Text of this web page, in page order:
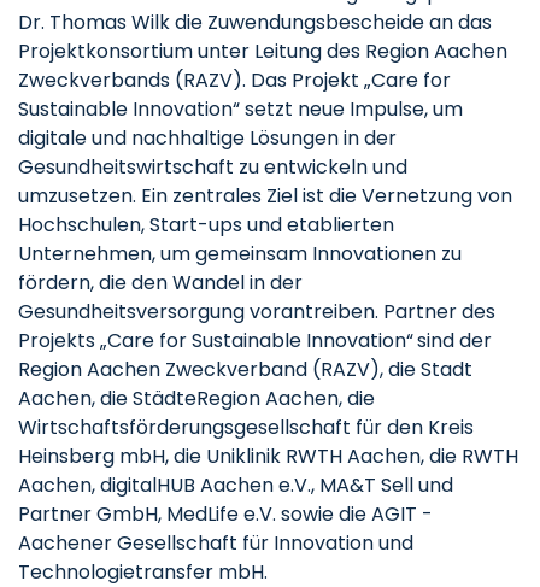
Dr. Thomas Wilk die Zuwendungsbescheide an das
Projektkonsortium unter Leitung des Region Aachen
Zweckverbands (RAZV). Das Projekt „Care for
Sustainable Innovation“ setzt neue Impulse, um
digitale und nachhaltige Lösungen in der
Gesundheitswirtschaft zu entwickeln und
umzusetzen. Ein zentrales Ziel ist die Vernetzung von
Hochschulen, Start-ups und etablierten
Unternehmen, um gemeinsam Innovationen zu
fördern, die den Wandel in der
Gesundheitsversorgung vorantreiben. Partner des
Projekts „Care for Sustainable Innovation“sind der
Region Aachen Zweckverband (RAZV), die Stadt
Aachen, die StädteRegion Aachen, die
Wirtschaftsförderungsgesellschaft für den Kreis
Heinsberg mbH, die Uniklinik RWTH Aachen, die RWTH
Aachen, digitalHUB Aachen e.V., MA&T Sell und
Partner GmbH, MedLife e.V. sowie die AGIT -
Aachener Gesellschaft für Innovation und
Technologietransfer mbH.